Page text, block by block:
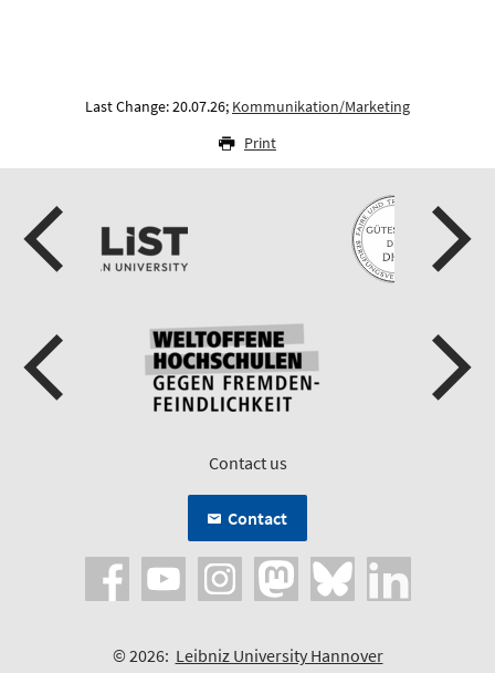
Last Change: 20.07.26; Kommunikation/Marketing
Print
Contact us
Contact
© 2026: Leibniz University Hannover